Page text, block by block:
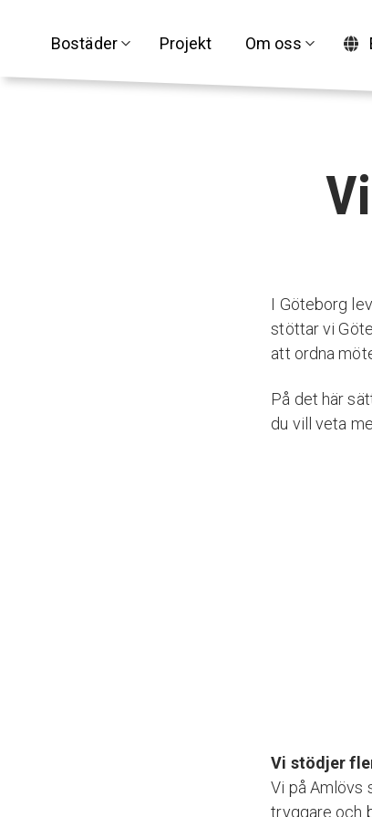
Bostäder Projekt Om oss
I Göteborg
stöttar vi
att ordna
På det här
du vill veta
Vi stödjer
Vi på Amlövs
tryggare och